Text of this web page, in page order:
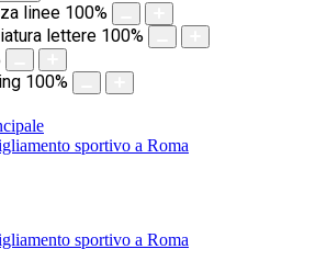
linee 100%
lettere 100%
100%